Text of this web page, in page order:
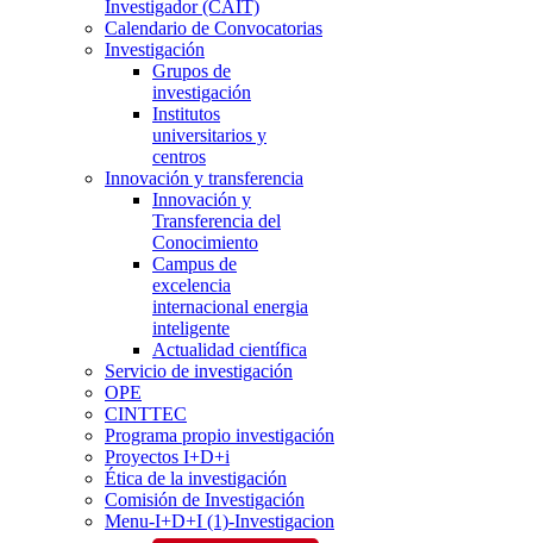
Investigador (CAIT)
Calendario de Convocatorias
Investigación
Grupos de
investigación
Institutos
universitarios y
centros
Innovación y transferencia
Innovación y
Transferencia del
Conocimiento
Campus de
excelencia
internacional energia
inteligente
Actualidad científica
Servicio de investigación
OPE
CINTTEC
Programa propio investigación
Proyectos I+D+i
Ética de la investigación
Comisión de Investigación
Menu-I+D+I (1)-Investigacion